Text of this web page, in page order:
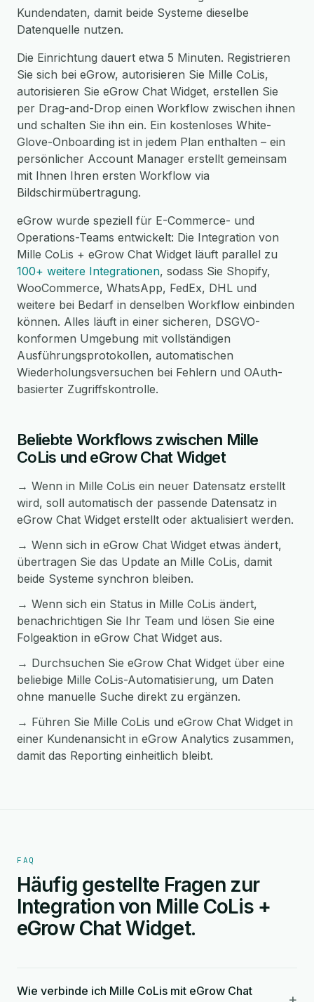
Kundendaten, damit beide Systeme dieselbe
Datenquelle nutzen.
Die Einrichtung dauert etwa 5 Minuten. Registrieren
Sie sich bei eGrow, autorisieren Sie Mille CoLis,
autorisieren Sie eGrow Chat Widget, erstellen Sie
per Drag-and-Drop einen Workflow zwischen ihnen
und schalten Sie ihn ein. Ein kostenloses White-
Glove-Onboarding ist in jedem Plan enthalten – ein
persönlicher Account Manager erstellt gemeinsam
mit Ihnen Ihren ersten Workflow via
Bildschirmübertragung.
eGrow wurde speziell für E-Commerce- und
Operations-Teams entwickelt: Die Integration von
Mille CoLis + eGrow Chat Widget läuft parallel zu
100+ weitere Integrationen, sodass Sie Shopify,
WooCommerce, WhatsApp, FedEx, DHL und
weitere bei Bedarf in denselben Workflow einbinden
können. Alles läuft in einer sicheren, DSGVO-
konformen Umgebung mit vollständigen
Ausführungsprotokollen, automatischen
Wiederholungsversuchen bei Fehlern und OAuth-
basierter Zugriffskontrolle.
Beliebte Workflows zwischen Mille
CoLis und eGrow Chat Widget
→ Wenn in Mille CoLis ein neuer Datensatz erstellt
wird, soll automatisch der passende Datensatz in
eGrow Chat Widget erstellt oder aktualisiert werden.
→ Wenn sich in eGrow Chat Widget etwas ändert,
übertragen Sie das Update an Mille CoLis, damit
beide Systeme synchron bleiben.
→ Wenn sich ein Status in Mille CoLis ändert,
benachrichtigen Sie Ihr Team und lösen Sie eine
Folgeaktion in eGrow Chat Widget aus.
→ Durchsuchen Sie eGrow Chat Widget über eine
beliebige Mille CoLis-Automatisierung, um Daten
ohne manuelle Suche direkt zu ergänzen.
→ Führen Sie Mille CoLis und eGrow Chat Widget in
einer Kundenansicht in eGrow Analytics zusammen,
damit das Reporting einheitlich bleibt.
FAQ
Häufig gestellte Fragen zur
Integration von Mille CoLis +
eGrow Chat Widget.
Wie verbinde ich Mille CoLis mit eGrow Chat